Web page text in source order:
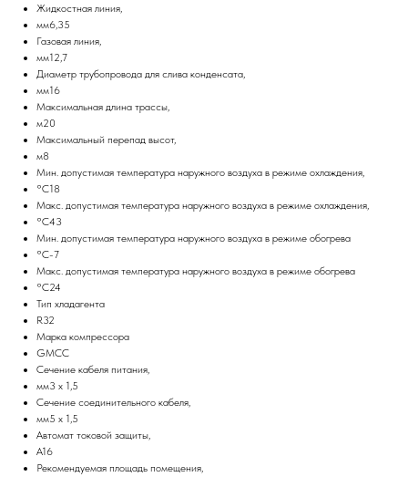
Жидкостная линия,
мм6,35
Газовая линия,
мм12,7
Диаметр трубопровода для слива конденсата,
мм16
Максимальная длина трассы,
м20
Максимальный перепад высот,
м8
Мин. допустимая температура наружного воздуха в режиме охлаждения,
°С18
Макс. допустимая температура наружного воздуха в режиме охлаждения,
°С43
Мин. допустимая температура наружного воздуха в режиме обогрева
°С-7
Макс. допустимая температура наружного воздуха в режиме обогрева
°С24
Тип хладагента
R32
Марка компрессора
GMCC
Сечение кабеля питания,
мм3 х 1,5
Сечение соединительного кабеля,
мм5 х 1,5
Автомат токовой защиты,
A16
Рекомендуемая площадь помещения,